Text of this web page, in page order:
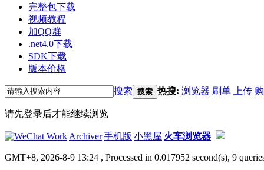
完整包下载
视频教程
加QQ群
.net4.0下载
SDK下载
版本价格
搜索 搜索 热搜: 浏览器 刷单 上传
请先登录后才能继续浏览
|Archiver|手机版|小黑屋|火车浏览器
GMT+8, 2026-8-9 13:24 , Processed in 0.017952 second(s), 9